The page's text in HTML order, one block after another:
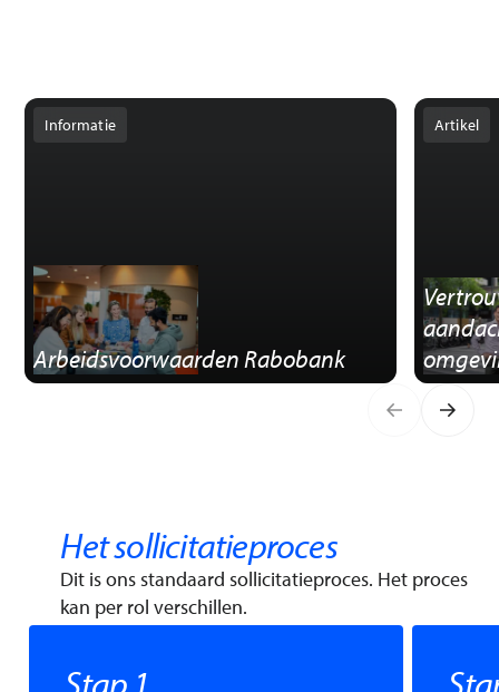
Informatie
Arbeids­voorwaarden Rabobank
Artikel
Het sollicitatieproces
Dit is ons standaard sollicitatieproces. Het proces
kan per rol verschillen.
Stap 1